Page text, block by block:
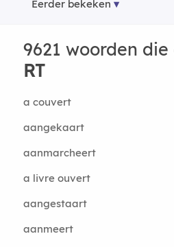
Eerder bekeken
9621 woorden
RT
a couvert
aangekaart
aanmarcheert
a livre ouvert
aangestaart
aanmeert